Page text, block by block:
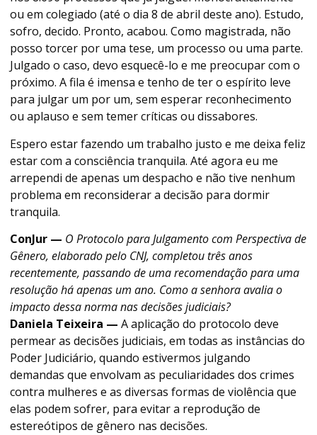
ou em colegiado (até o dia 8 de abril deste ano). Estudo,
sofro, decido. Pronto, acabou. Como magistrada, não
posso torcer por uma tese, um processo ou uma parte.
Julgado o caso, devo esquecê-lo e me preocupar com o
próximo. A fila é imensa e tenho de ter o espírito leve
para julgar um por um, sem esperar reconhecimento
ou aplauso e sem temer críticas ou dissabores.
Espero estar fazendo um trabalho justo e me deixa feliz
estar com a consciência tranquila. Até agora eu me
arrependi de apenas um despacho e não tive nenhum
problema em reconsiderar a decisão para dormir
tranquila.
ConJur — O Protocolo para Julgamento com Perspectiva de
Gênero, elaborado pelo CNJ, completou três anos
recentemente, passando de uma recomendação para uma
resolução há apenas um ano. Como a senhora avalia o
impacto dessa norma nas decisões judiciais?
Daniela Teixeira — A aplicação do protocolo deve
permear as decisões judiciais, em todas as instâncias do
Poder Judiciário, quando estivermos julgando
demandas que envolvam as peculiaridades dos crimes
contra mulheres e as diversas formas de violência que
elas podem sofrer, para evitar a reprodução de
estereótipos de gênero nas decisões.